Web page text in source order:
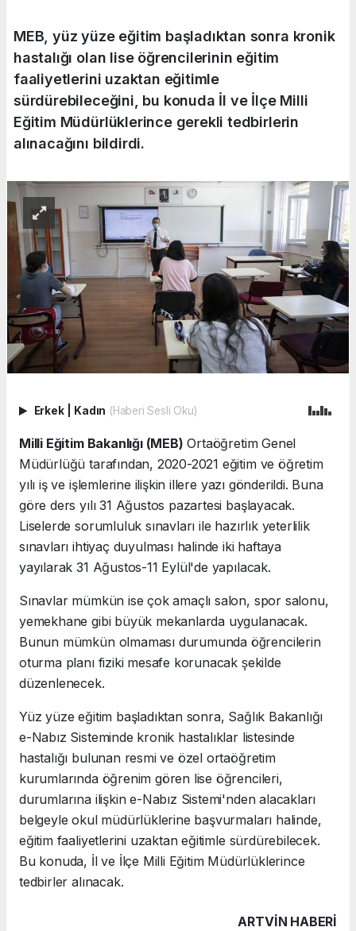
MEB, yüz yüze eğitim başladıktan sonra kronik
hastalığı olan lise öğrencilerinin eğitim
faaliyetlerini uzaktan eğitimle
sürdürebileceğini, bu konuda İl ve İlçe Milli
Eğitim Müdürlüklerince gerekli tedbirlerin
alınacağını bildirdi.
Erkek Kadın (Haberi Sesli Oku)
Milli Eğitim Bakanlığı (MEB) Ortaöğretim Genel
Müdürlüğü tarafından, 2020-2021 eğitim ve öğretim
yılı iş ve işlemlerine ilişkin illere yazı gönderildi. Buna
göre ders yılı 31 Ağustos pazartesi başlayacak.
Liselerde sorumluluk sınavları ile hazırlık yeterlilik
sınavları ihtiyaç duyulması halinde iki haftaya
yayılarak 31 Ağustos-11 Eylül'de yapılacak.
Sınavlar mümkün ise çok amaçlı salon, spor salonu,
yemekhane gibi büyük mekanlarda uygulanacak.
Bunun mümkün olmaması durumunda öğrencilerin
oturma planı fiziki mesafe korunacak şekilde
düzenlenecek.
Yüz yüze eğitim başladıktan sonra, Sağlık Bakanlığı
e-Nabız Sisteminde kronik hastalıklar listesinde
hastalığı bulunan resmi ve özel ortaöğretim
kurumlarında öğrenim gören lise öğrencileri,
durumlarına ilişkin e-Nabız Sistemi'nden alacakları
belgeyle okul müdürlüklerine başvurmaları halinde,
eğitim faaliyetlerini uzaktan eğitimle sürdürebilecek.
Bu konuda, İl ve İlçe Milli Eğitim Müdürlüklerince
tedbirler alınacak.
ARTVIN HABERİ